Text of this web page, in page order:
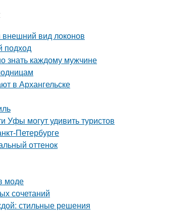
внешний вид локонов
подход
знать каждому мужчине
в Архангельске
Уфы могут удивить туристов
Петербурге
оттенок
моде
сочетаний
стильные решения